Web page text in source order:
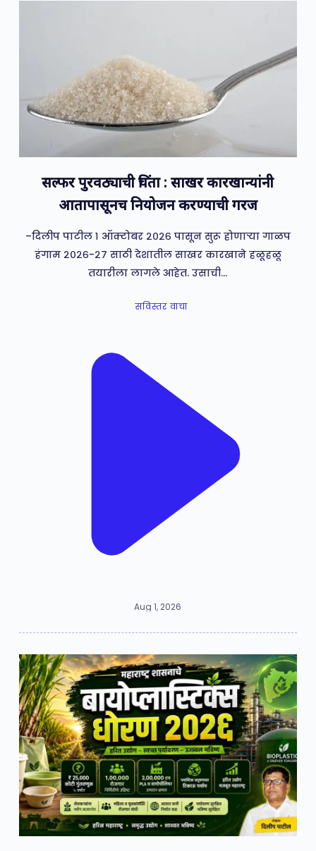
सल्फर पुरवठ्याची चिंता : साखर कारखान्यांनी
आतापासूनच नियोजन करण्याची गरज
–दिलीप पाटील १ ऑक्टोबर २०२६ पासून सुरू होणाऱ्या गाळप
हंगाम २०२६-२७ साठी देशातील साखर कारखाने हळूहळू
तयारीला लागले आहेत. उसाची…
सविस्तर वाचा
Aug 1, 2026